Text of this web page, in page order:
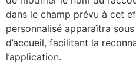
dans le champ prévu à cet
personnalisé apparaîtra
d’accueil, facilitant la
l’application.